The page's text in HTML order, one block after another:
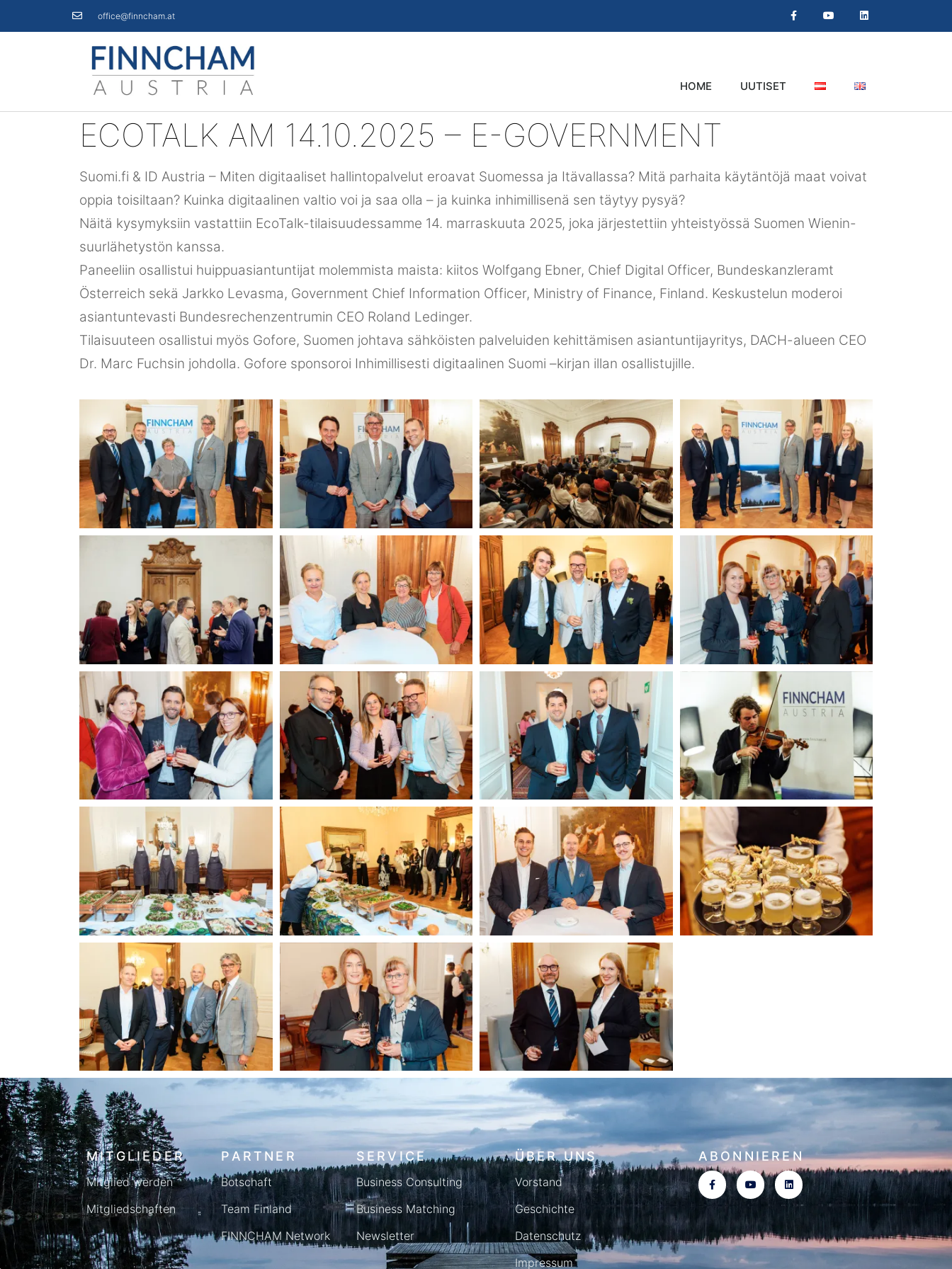
office@finncham.at
HOME UUTISET
ECOTALK AM 14.10.2025 – E-GOVERNMENT
Suomi.fi & ID Austria – Miten digitaaliset hallintopalvelut eroavat Suomessa ja Itävallassa? Mitä parhaita käytäntöjä maat voivat
oppia toisiltaan? Kuinka digitaalinen valtio voi ja saa olla – ja kuinka inhimillisenä sen täytyy pysyä?
Näitä kysymyksiin vastattiin EcoTalk-tilaisuudessamme 14. marraskuuta 2025, joka järjestettiin yhteistyössä Suomen Wienin-
suurlähetystön kanssa.
Paneeliin osallistui huippuasiantuntijat molemmista maista: kiitos Wolfgang Ebner, Chief Digital Officer, Bundeskanzleramt
Österreich sekä Jarkko Levasma, Government Chief Information Officer, Ministry of Finance, Finland. Keskustelun moderoi
asiantuntevasti Bundesrechenzentrumin CEO Roland Ledinger.
Tilaisuuteen osallistui myös Gofore, Suomen johtava sähköisten palveluiden kehittämisen asiantuntijayritys, DACH-alueen CEO
Dr. Marc Fuchsin johdolla. Gofore sponsoroi Inhimillisesti digitaalinen Suomi –kirjan illan osallistujille.
MITGLIEDER
Mitglied werden
Mitgliedschaften
PARTNER
Botschaft
Team Finland
FINNCHAM Network
SERVICE
Business Consulting
Business Matching
Newsletter
ÜBER UNS
Vorstand
Geschichte
Datenschutz
Impressum
ABONNIEREN